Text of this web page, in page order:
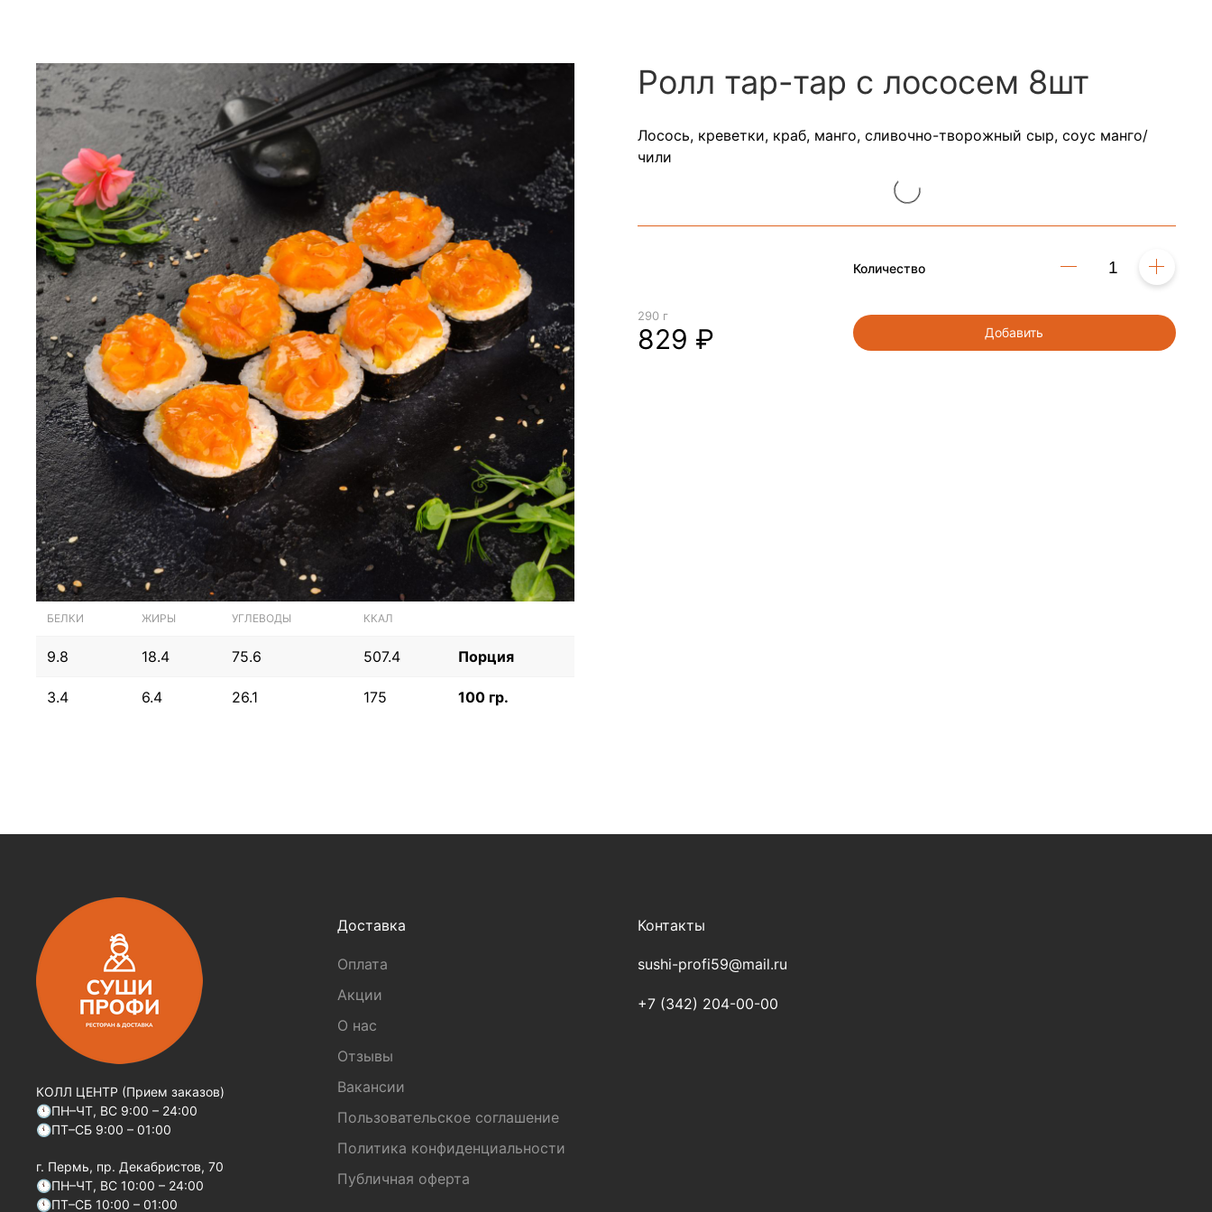
БЕЛКИ ЖИРЫ УГЛЕВОДЫ ККАЛ
9.8 18.4 75.6 507.4 Порция
3.4 6.4 26.1 175 100 гр.
Ролл тар-тар с лососем 8шт
Лосось, креветки, краб, манго, сливочно-творожный сыр, соус манго/
чили
Количество
290 г
829 ₽ Добавить
КОЛЛ ЦЕНТР (Прием заказов)
🕚ПН–ЧТ, ВС 9:00 – 24:00
🕚ПТ–СБ 9:00 – 01:00
г. Пермь, пр. Декабристов, 70
🕚ПН–ЧТ, ВС 10:00 – 24:00
🕚ПТ–СБ 10:00 – 01:00
Доставка
Оплата
Акции
О нас
Отзывы
Вакансии
Пользовательское соглашение
Политика конфиденциальности
Публичная оферта
Контакты
sushi-profi59@mail.ru
+7 (342) 204-00-00